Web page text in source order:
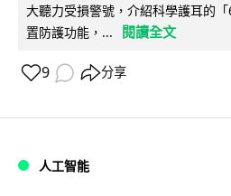
大聽力受損警號，介紹科學護耳的
置防護功能，...
閱讀全文
9 分享
人工智能